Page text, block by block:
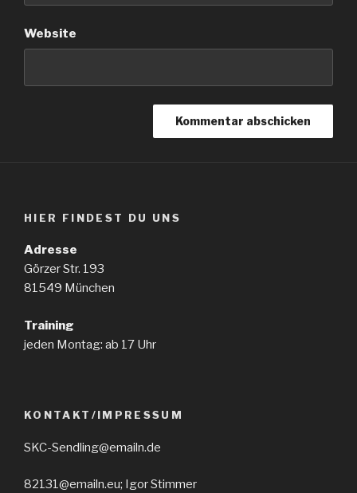
Website
HIER FINDEST DU UNS
Adresse
Görzer Str. 193
81549 München
Training
jeden Montag: ab 17 Uhr
KONTAKT/IMPRESSUM
SKC-Sendling@emailn.de
82131@emailn.eu; Igor Stimmer